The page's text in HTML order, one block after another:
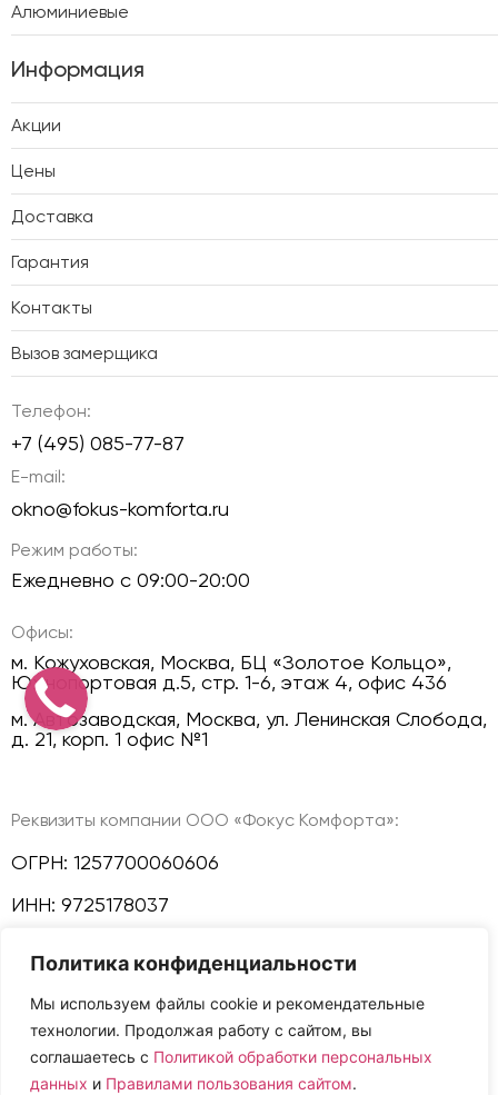
Политика конфиденциальности
Мы используем файлы cookie и рекомендательные
технологии. Продолжая работу с сайтом, вы
соглашаетесь с Политикой обработки персональных
данных и Правилами пользования сайтом.
Алюминиевые
Информация
Акции
Цены
Доставка
Гарантия
Контакты
Вызов замерщика
Телефон:
+7 (495) 085-77-87
E-mail:
okno@fokus-komforta.ru
Режим работы:
Ежедневно с 09:00-20:00
Офисы:
м. Кожуховская, Москва, БЦ «Золотое Кольцо»,
Южнопортовая д.5, стр. 1-6, этаж 4, офис 436
м. Автозаводская, Москва, ул. Ленинская Слобода,
д. 21, корп. 1 офис №1
Реквизиты компании ООО «Фокус Комфорта»:
ОГРН: 1257700060606
ИНН: 9725178037
КПП: 772501001
Политика конфиденциальности
Мы в соц сетях: